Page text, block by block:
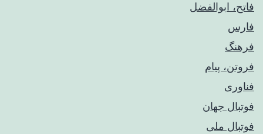
فاتح، ابوالفضل
فارس
فرهنگ
فروتن، پیام
فناوری
فوتبال جهان
فوتبال ملی